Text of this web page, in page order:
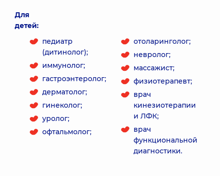
Для
детей:
педиатр
(дитинолог);
иммунолог;
гастроэнтеролог;
дерматолог;
гинеколог;
уролог;
офтальмолог;
отоларинголог;
невролог;
массажист;
физиотерапевт;
врач
кинезиотерапии
и ЛФК;
врач
функциональной
диагностики.